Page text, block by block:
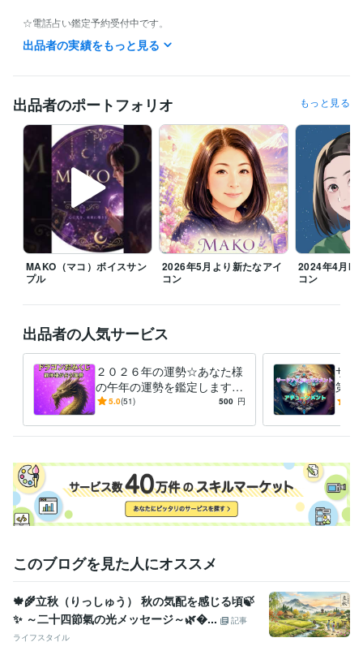
☆電話占い鑑定予約受付中です。
お気軽にお声掛け下さい。
不定休です。
お時間のご了承くださいませ。
どうぞ宜しくお願い致しますm(_ _)m
▲注意▲
また、ご確認の返信がいただけません場合。
鑑定をお届けしましてから、お返事いただけないまま48時間で、正式な
納品をお出しさせていただきます。
何卒ご了承くださいませ。
主婦業のスキマにいつでも対応可能です(*˘︶˘*).｡*♡
『心のままに生きること』決してわがままでなく自分らしく日々一生懸
【お電話はご予約となります。
DMなどで日時ご相談下さいます様お願い致します。】
【家事都合により時間などのご協力を頂きます。】
♡ご依頼下さいました順に対応致します。
私の準備が整いましたら、鑑定・ヒーリング・アチュンーメントに入り
ます。
何卒よろしくお願い致します。
おかげさまで本年３月で5周年目をむかえました★彡
皆様に感謝です(ㅅ´꒳` )
経験職種
営業 / 営業事務・アシスタント 経験年数 : 7年
受賞歴
双子ちゃんを出産したで賞 東日本大震災で被災に合ったで賞 ココナ
ラ　シルバーランク ココナラ　ブロンズランク ココナラ  シルバー
ランク帰って来ました(^-^) ココナラ  ブロンズランクになりました
ココナラシルバーランク帰って来ました
出品者の実績をもっと見る
出品者のポートフォリオ もっと見る
MAKO（マコ）ボイスサン
プル
2026年5月より新たなアイ
コン
2024年4月
コン
出品者の人気サービス
２０２６年の運勢☆あなた様
の午年の運勢を鑑定します
ＤＲＡＧＯＮおみくじ感覚☆
運勢☆】
5.0(51) 500 円
サー
第三
能力
このブログを見た人にオススメ
🍁🌾立秋（りっしゅう） 秋の気配を感じる頃🍃
✨ ～二十四節氣の光メッセージ～🌿...
記事
ライフスタイル